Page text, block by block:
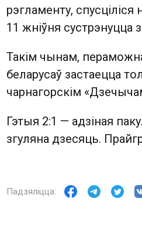
рэгламенту,
11 жніўня сустрэнуцца
Такім чынам,
беларусаў застаецца
чарнагорскім
Гэтыя 2:1 — адзіная
згуляна дзесяць.